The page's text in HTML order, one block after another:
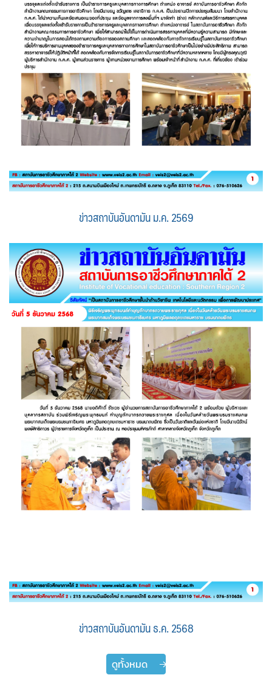
ข่าวสถาบันอันดามัน ม.ค. 2569
ข่าวสถาบันอันดามัน ธ.ค. 2568
ดูทั้งหมด